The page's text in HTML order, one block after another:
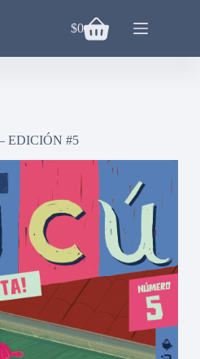
Carro
$0
EDICIÓN #5